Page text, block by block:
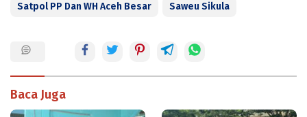
Satpol PP Dan WH Aceh Besar Saweu Sikula
Baca Juga